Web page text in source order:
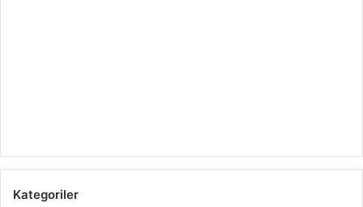
Kategoriler